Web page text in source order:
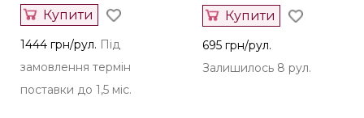
Купити
1444 грн/рул. Під
замовлення термін
поставки до 1,5 міс.
Купити
695 грн/рул.
Залишилось 8 рул.